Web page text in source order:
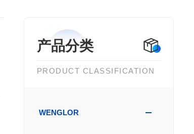
产品分类
PRODUCT CLASSIFICATION
WENGLOR